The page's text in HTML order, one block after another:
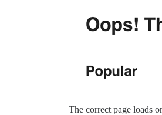
The correct page loads